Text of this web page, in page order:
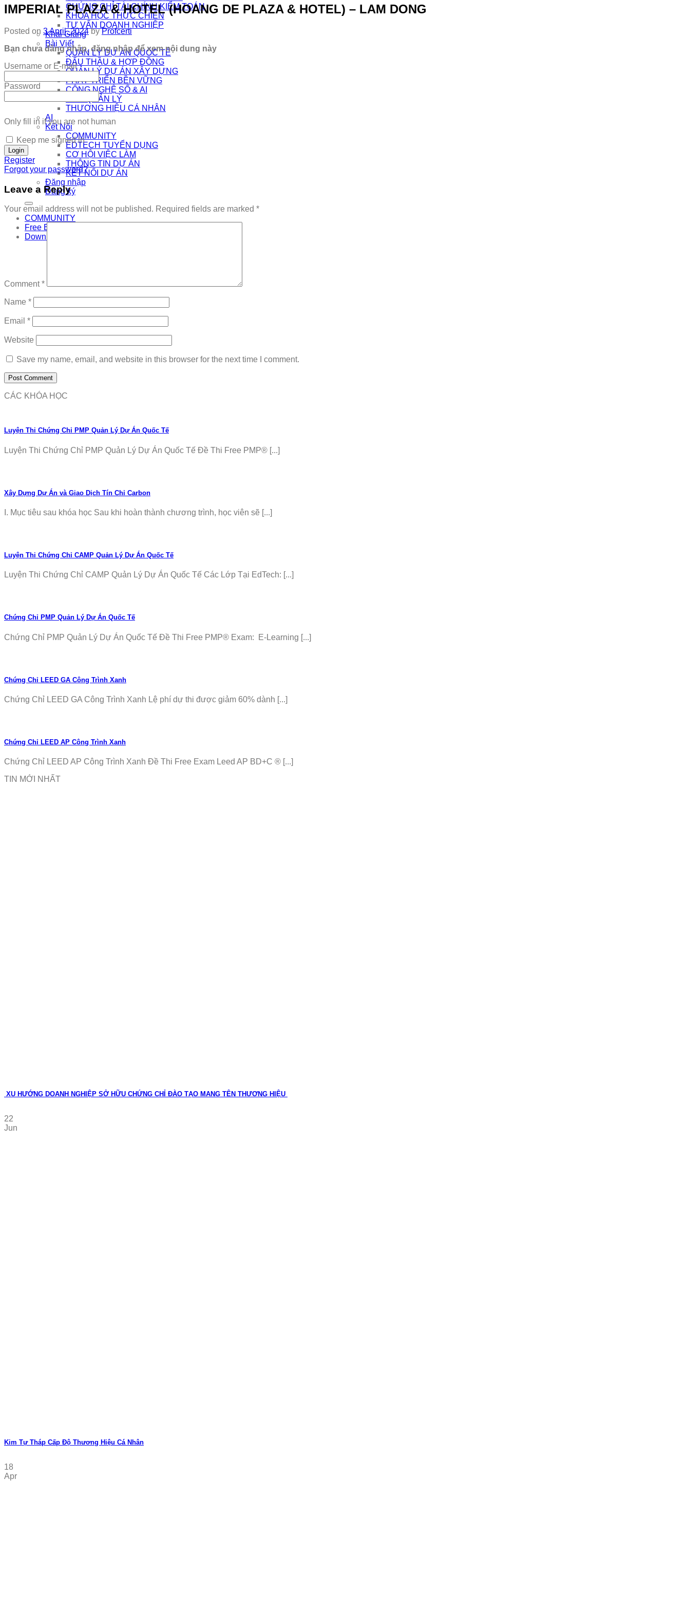
CHỨNG CHỈ TÀI CHÍNH KIỂM TOÁN
KHÓA HỌC THỰC CHIẾN
TƯ VẤN DOANH NGHIỆP
Khai Giảng
Bài Viết
QUẢN LÝ DỰ ÁN QUỐC TẾ
ĐẤU THẦU & HỢP ĐỒNG
QUẢN LÝ DỰ ÁN XÂY DỰNG
PHÁT TRIỂN BỀN VỮNG
CÔNG NGHỆ SỐ & AI
NHÀ QUẢN LÝ
THƯƠNG HIỆU CÁ NHÂN
AI
Kết Nối
COMMUNITY
EDTECH TUYỂN DỤNG
CƠ HỘI VIỆC LÀM
THÔNG TIN DỰ ÁN
KẾT NỐI DỰ ÁN
Đăng nhập
Đăng ký
COMMUNITY
Free Exam
Download
IMPERIAL PLAZA & HOTEL (HOANG DE PLAZA & HOTEL) – LAM DONG
Posted on 3 April, 2024 byProfcerti
Bạn chưa đăng nhập, đăng nhập để xem nội dung này
Username or E-mail
Password
Only fill in if you are not human
Keep me signed in
Register
Forgot your password?
Leave a Reply
Your email address will not be published. Required fields are marked *
Comment*
Name *
Email *
Website
Save my name, email, and website in this browser for the next time I comment.
CÁC KHÓA HỌC
Luyện Thi Chứng Chỉ PMP Quản Lý Dự Án Quốc Tế
Luyện Thi Chứng Chỉ PMP Quản Lý Dự Án Quốc Tế Đề Thi Free PMP® [...]
Xây Dựng Dự Án và Giao Dịch Tín Chỉ Carbon
I. Mục tiêu sau khóa học Sau khi hoàn thành chương trình, học viên sẽ [...]
Luyện Thi Chứng Chỉ CAMP Quản Lý Dự Án Quốc Tế
Luyện Thi Chứng Chỉ CAMP Quản Lý Dự Án Quốc Tế Các Lớp Tại EdTech: [...]
Chứng Chỉ PMP Quản Lý Dự Án Quốc Tế
Chứng Chỉ PMP Quản Lý Dự Án Quốc Tế Đề Thi Free PMP® Exam: E-Learning [...]
Chứng Chỉ LEED GA Công Trình Xanh
Chứng Chỉ LEED GA Công Trình Xanh Lệ phí dự thi được giảm 60% dành [...]
Chứng Chỉ LEED AP Công Trình Xanh
Chứng Chỉ LEED AP Công Trình Xanh Đề Thi Free Exam Leed AP BD+C ® [...]
TIN MỚI NHẤT
XU HƯỚNG DOANH NGHIỆP SỞ HỮU CHỨNG CHỈ ĐÀO TẠO MANG TÊN THƯƠNG HIỆU
22
Jun
Kim Tự Tháp Cấp Độ Thương Hiệu Cá Nhân
18
Apr